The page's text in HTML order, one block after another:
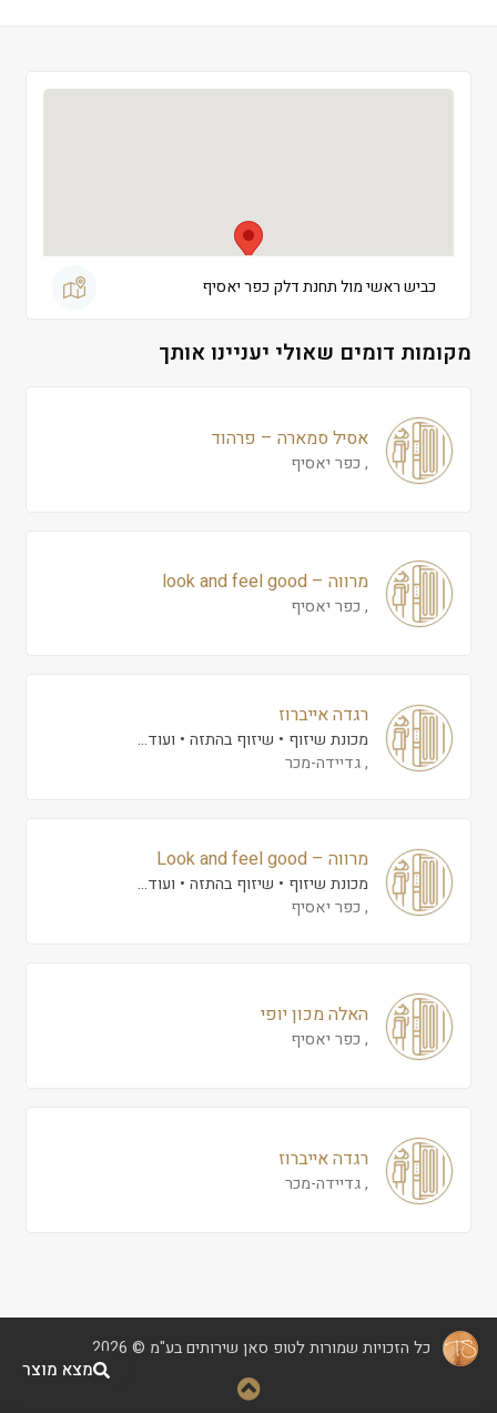
כביש ראשי מול תחנת דלק כפר יאסיף
מקומות דומים שאולי יעניינו אותך
אסיל סמארה – פרהוד
, כפר יאסיף
מרווה – look and feel good
, כפר יאסיף
רגדה אייברוז
מכונת שיזוף שיזוף בהתזה
ועוד...
, גדיידה-מכר
מרווה – Look and feel good
מכונת שיזוף שיזוף בהתזה
ועוד...
, כפר יאסיף
האלה מכון יופי
, כפר יאסיף
רגדה אייברוז
, גדיידה-מכר
כל הזכויות שמורות לטופ סאן שירותים בע"מ © 2026
מצא מוצר